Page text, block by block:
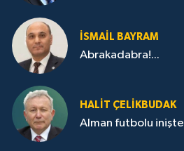
İSMAİL BAYRAM
Abrakadabra!...
HALIT ÇELİKBUDAK
Alman futbolu inişte